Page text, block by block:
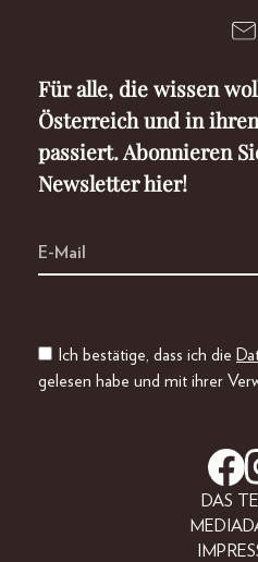
Für alle, die wissen
Österreich und in
passiert. Abonnieren
Newsletter hier!
Ich bestätige, dass ich die
gelesen habe und mit ihrer
DAS